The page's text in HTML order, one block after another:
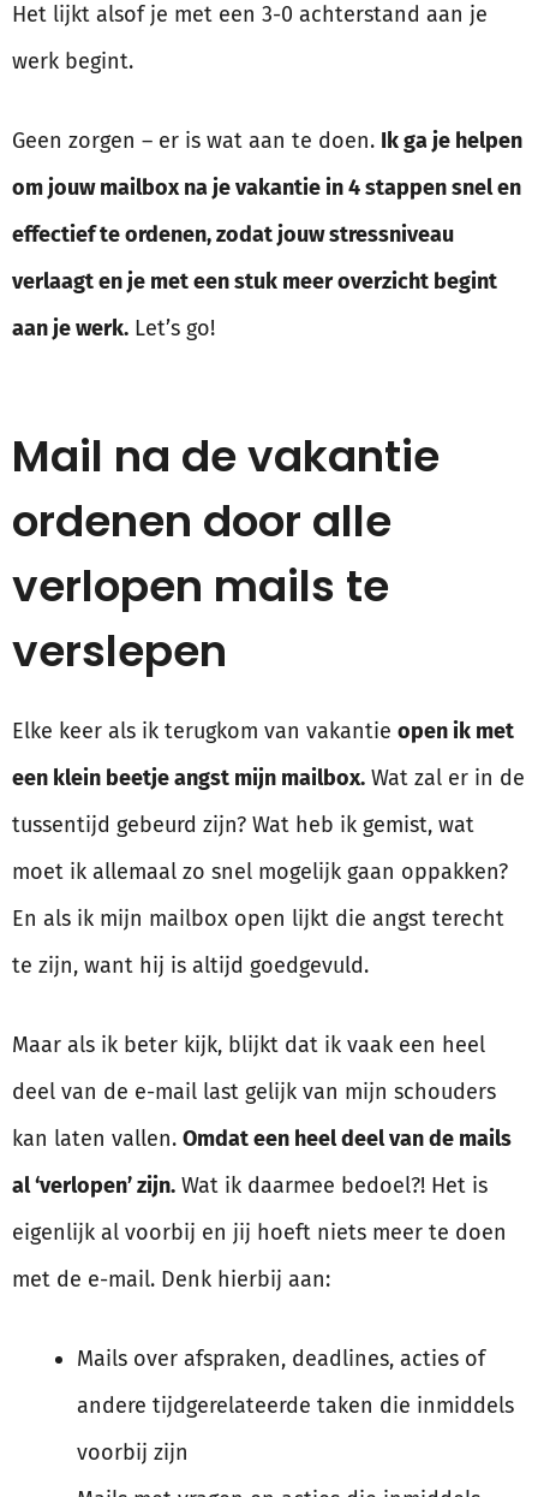
Het lijkt alsof je met een 3-0 achterstand aan je
werk begint.
Geen zorgen – er is wat aan te doen. Ik ga je helpen
om jouw mailbox na je vakantie in 4 stappen snel en
effectief te ordenen, zodat jouw stressniveau
verlaagt en je met een stuk meer overzicht begint
aan je werk. Let’s go!
Mail na de vakantie
ordenen door alle
verlopen mails te
verslepen
Elke keer als ik terugkom van vakantie open ik met
een klein beetje angst mijn mailbox. Wat zal er in de
tussentijd gebeurd zijn? Wat heb ik gemist, wat
moet ik allemaal zo snel mogelijk gaan oppakken?
En als ik mijn mailbox open lijkt die angst terecht
te zijn, want hij is altijd goedgevuld.
Maar als ik beter kijk, blijkt dat ik vaak een heel
deel van de e-mail last gelijk van mijn schouders
kan laten vallen. Omdat een heel deel van de mails
al ‘verlopen’ zijn. Wat ik daarmee bedoel?! Het is
eigenlijk al voorbij en jij hoeft niets meer te doen
met de e-mail. Denk hierbij aan:
Mails over afspraken, deadlines, acties of
andere tijdgerelateerde taken die inmiddels
voorbij zijn